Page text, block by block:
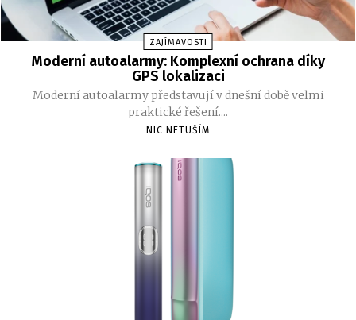
ZAJÍMAVOSTI
Moderní autoalarmy: Komplexní ochrana díky
GPS lokalizaci
Moderní autoalarmy představují v dnešní době velmi
praktické řešení....
NIC NETUŠÍM